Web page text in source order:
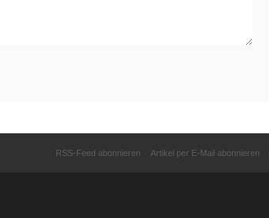
RSS-Feed abonnieren Artikel per E-Mail abonnieren